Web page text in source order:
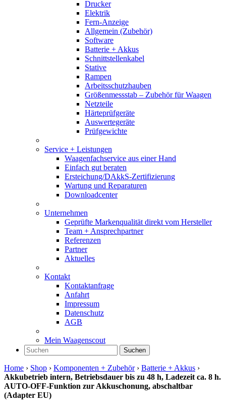
Drucker
Elektrik
Fern-Anzeige
Allgemein (Zubehör)
Software
Batterie + Akkus
Schnittstellenkabel
Stative
Rampen
Arbeitsschutzhauben
Größenmessstab – Zubehör für Waagen
Netzteile
Härteprüfgeräte
Auswertegeräte
Prüfgewichte
Service + Leistungen
Waagenfachservice aus einer Hand
Einfach gut beraten
Ersteichung/DAkkS-Zertifizierung
Wartung und Reparaturen
Downloadcenter
Unternehmen
Geprüfte Markenqualität direkt vom Hersteller
Team + Ansprechpartner
Referenzen
Partner
Aktuelles
Kontakt
Kontaktanfrage
Anfahrt
Impressum
Datenschutz
AGB
Mein Waagenscout
Suchen
Home › Shop › Komponenten + Zubehör› Batterie + Akkus ›
Akkubetrieb intern, Betriebsdauer bis zu 48 h, Ladezeit ca. 8 h.
AUTO-OFF-Funktion zur Akkuschonung, abschaltbar
(Adapter EU)